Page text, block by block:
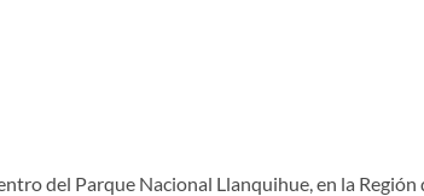
del Parque Nacional Llanquihue, en la Región